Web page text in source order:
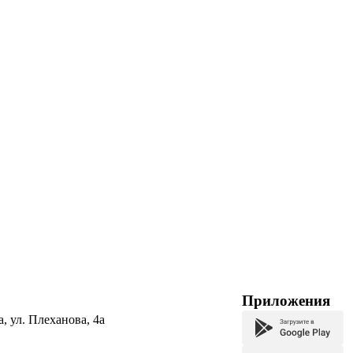
ул. Плеханова, 4а
Приложения